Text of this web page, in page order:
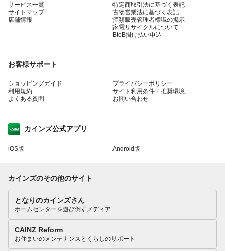
サービス一覧
サイトマップ
店舗情報
特定商取引法に基づく表記
古物営業法に基づく表記
酒類販売管理者標識の掲示
家電リサイクルについて
BtoB掛け払い申込
お客様サポート
ショッピングガイド
利用規約
よくある質問
プライバシーポリシー
サイト利用条件・推奨環境
お問い合わせ
カインズ公式アプリ
iOS版 Android版
カインズのその他のサイト
となりのカインズさん
ホームセンターを遊び倒すメディア
CAINZ Reform
お住まいのメンテナンスとくらしのサポート